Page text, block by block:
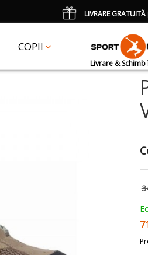
COPII
Livrare & Schimb
LIVRARE
CADOUun accesoriu Crocs Jibbitz în